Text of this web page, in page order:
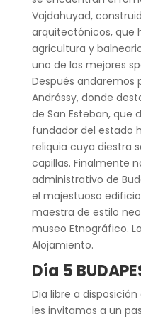
Vajdahuyad,
arquitectónicos, que
agricultura y
uno de los mejores
Después andaremos
Andrássy, donde
de San Esteban, que
fundador del estado
reliquia cuya diestra
capillas. Finalmente
administrativo de
el majestuoso
maestra de estilo
museo Etnográfico.
Alojamiento.
Día 5
Dia libre a
les invitamos a un